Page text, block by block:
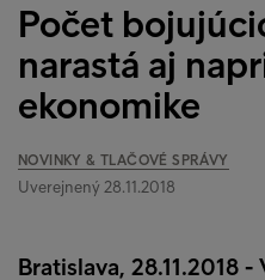
Počet
narastá aj
ekonomike
NOVINKY & TLAČOVÉ SPRÁVY
Uverejnený 28.11.2018
Bratislava, 28.11.2018